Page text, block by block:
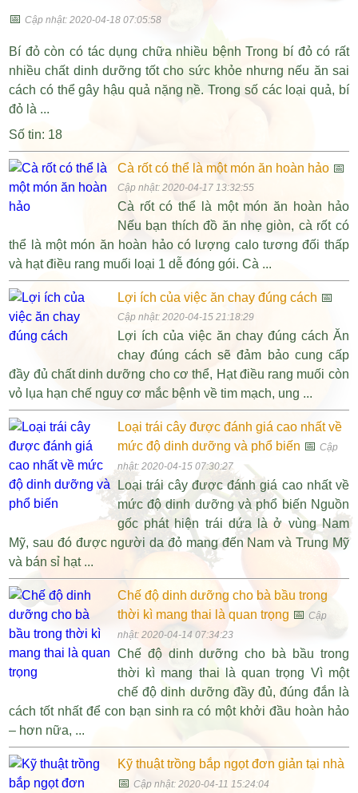
📅Cập nhật: 2020-04-18 07:05:58
Bí đỏ còn có tác dụng chữa nhiều bệnh Trong bí đỏ có rất
nhiều chất dinh dưỡng tốt cho sức khỏe nhưng nếu ăn sai
cách có thể gây hậu quả nặng nề. Trong số các loại quả, bí
đỏ là ...
Số tin: 18
Cà rốt có thể là một món ăn hoàn hảo📅
Cập nhật: 2020-04-17 13:32:55
Cà rốt có thể là một món ăn hoàn hảo
Nếu bạn thích đồ ăn nhẹ giòn, cà rốt có
thể là một món ăn hoàn hảo có lượng calo tương đối thấp
và hạt điều rang muối loại 1 dễ đóng gói. Cà ...
Lợi ích của việc ăn chay đúng cách 📅
Cập nhật: 2020-04-15 21:18:29
Lợi ích của việc ăn chay đúng cách Ăn
chay đúng cách sẽ đảm bảo cung cấp
đầy đủ chất dinh dưỡng cho cơ thể, Hạt điều rang muối còn
vỏ lụa hạn chế nguy cơ mắc bệnh về tim mạch, ung ...
Loại trái cây được đánh giá cao nhất về
mức độ dinh dưỡng và phổ biến 📅 Cập
nhật: 2020-04-15 07:30:27
Loại trái cây được đánh giá cao nhất về
mức độ dinh dưỡng và phổ biến Nguồn
gốc phát hiện trái dứa là ở vùng Nam
Mỹ, sau đó được người da đỏ mang đến Nam và Trung Mỹ
và bán sỉ hạt ...
Chế độ dinh dưỡng cho bà bầu trong
thời kì mang thai là quan trọng 📅 Cập
nhật: 2020-04-14 07:34:23
Chế độ dinh dưỡng cho bà bầu trong
thời kì mang thai là quan trọng Vì một
chế độ dinh dưỡng đầy đủ, đúng đắn là
cách tốt nhất để con bạn sinh ra có một khởi đầu hoàn hảo
– hơn nữa, ...
Kỹ thuật trồng bắp ngọt đơn giản tại nhà
📅 Cập nhật: 2020-04-11 15:24:04